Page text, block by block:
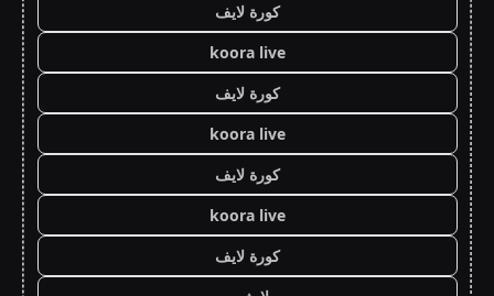
كورة لايف
koora live
كورة لايف
koora live
كورة لايف
koora live
كورة لايف